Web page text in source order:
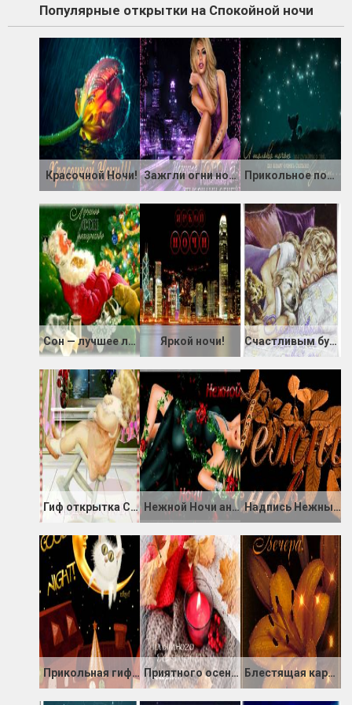
Популярные открытки на Спокойной ночи
Красочной Ночи! Зажгли огни ночные города Прикольное пожелания на ночь
Сон — лучшее лекарство Яркой ночи! Счастливым будет пусть твой сон
Гиф открытка Сладких снов Нежной Ночи анимация Надпись Нежных снов
Прикольная гиф картинка спокойной ночи Приятного осеннего вечера Блестящая картинка Доброго вечера!